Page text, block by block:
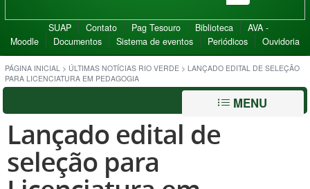
SUAP Contato Pag Tesouro Biblioteca
AVA -
Moodle
Documentos Sistema de eventos Periódicos Ouvidoria
PÁGINA INICIAL > ÚLTIMAS NOTÍCIAS RIO VERDE > LANÇADO EDITAL DE SELEÇÃO
PARA LICENCIATURA EM PEDAGOGIA
MENU
Lançado edital de
seleção para